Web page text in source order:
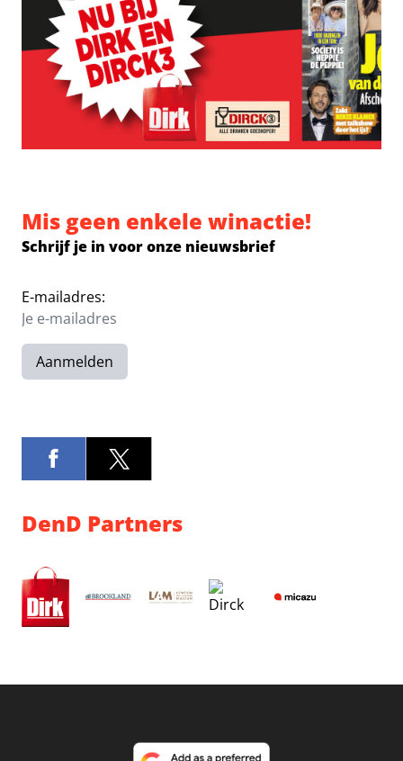
Mis geen enkele winactie!
Schrijf je in voor onze nieuwsbrief
E-mailadres:
Aanmelden
DenD Partners